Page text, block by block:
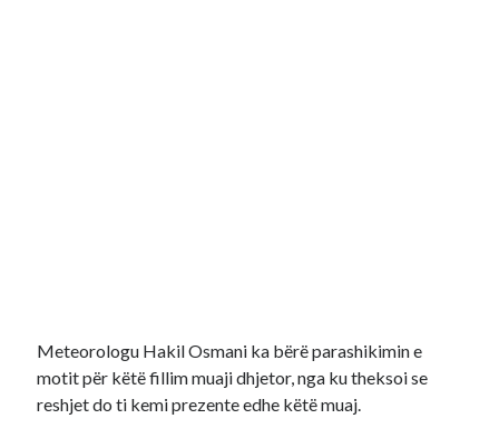
Meteorologu Hakil Osmani ka bërë parashikimin e
motit për këtë fillim muaji dhjetor, nga ku theksoi se
reshjet do ti kemi prezente edhe këtë muaj.